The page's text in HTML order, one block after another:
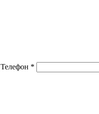
Телефон *